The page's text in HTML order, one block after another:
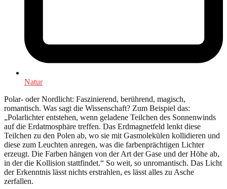
Natur
Polar- oder Nordlicht: Faszinierend, berührend, magisch,
romantisch. Was sagt die Wissenschaft? Zum Beispiel das:
„Polarlichter entstehen, wenn geladene Teilchen des Sonnenwinds
auf die Erdatmosphäre treffen. Das Erdmagnetfeld lenkt diese
Teilchen zu den Polen ab, wo sie mit Gasmolekülen kollidieren und
diese zum Leuchten anregen, was die farbenprächtigen Lichter
erzeugt. Die Farben hängen von der Art der Gase und der Höhe ab,
in der die Kollision stattfindet.“ So weit, so unromantisch. Das Licht
der Erkenntnis lässt nichts erstrahlen, es lässt alles zu Asche
zerfallen.